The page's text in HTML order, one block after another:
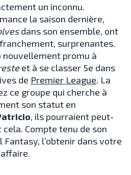
un inconnu.
la saison dernière,
dans son ensemble, ont
surprenantes.
nouvellement promu à
et à se classer 5e dans
de Premier League. La
ce groupe qui cherche à
son statut en
, ils pourraient peut-
Compte tenu de son
l’obtenir dans votre